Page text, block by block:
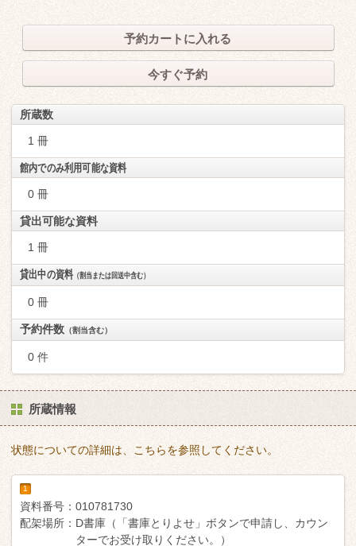
予約カートに入れる
今すぐ予約
所蔵数
1 冊
館内でのみ利用可能な資料
0 冊
貸出可能な資料
1 冊
貸出中の資料（割当または回送中含む）
0 冊
予約件数 （割当含む）
0 件
所蔵情報
状態についての詳細は、こちらを参照してください。
1
資料番号： 010781730
配架場所： D書庫（「書庫とりよせ」ボタンで申請し、カウン
ターでお受け取りください。）